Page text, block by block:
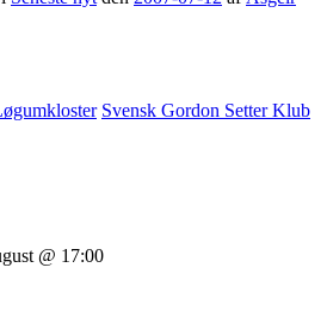
Svensk Gordon Setter Klub
@ 17:00